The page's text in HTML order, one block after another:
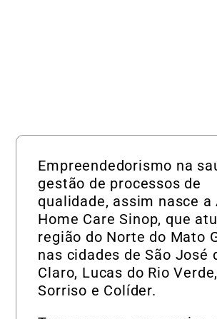
Empreendedorismo na
gestão de processos de
qualidade, assim nasce a
Home Care Sinop, que
região do Norte do Mato
nas cidades de São José
Claro, Lucas do Rio Verde,
Sorriso e Colíder.